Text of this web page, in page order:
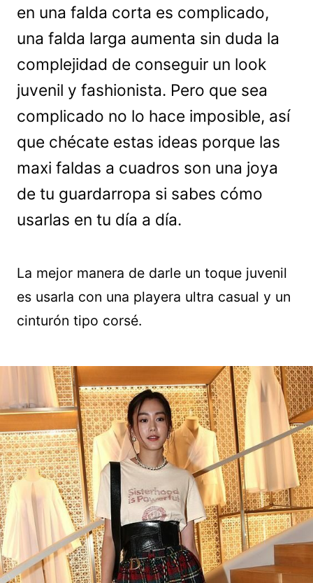
en una falda corta es complicado,
una falda larga aumenta sin duda la
complejidad de conseguir un look
juvenil y fashionista. Pero que sea
complicado no lo hace imposible, así
que chécate estas ideas porque las
maxi faldas a cuadros son una joya
de tu guardarropa si sabes cómo
usarlas en tu día a día.
La mejor manera de darle un toque juvenil
es usarla con una playera ultra casual y un
cinturón tipo corsé.